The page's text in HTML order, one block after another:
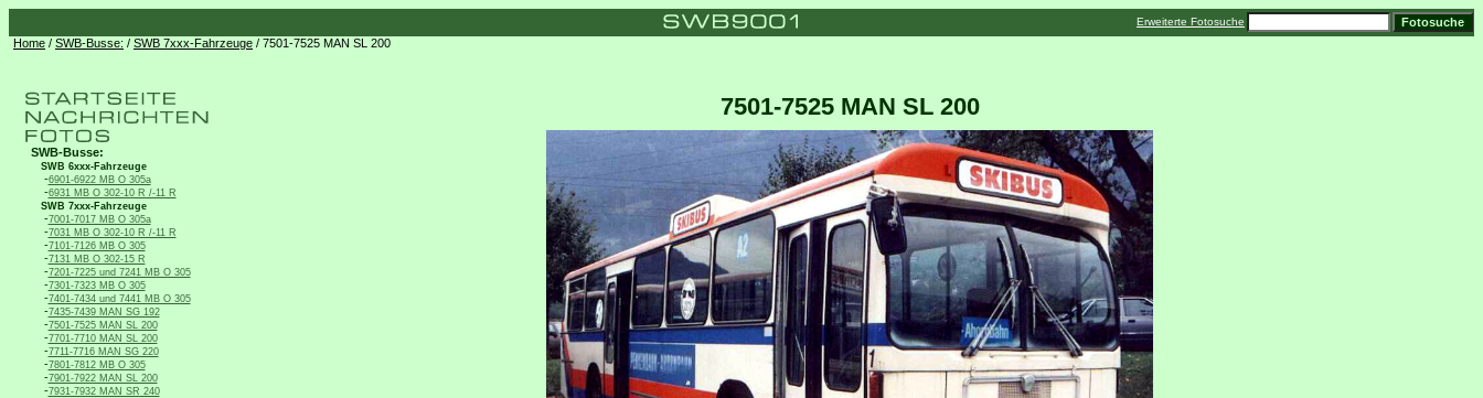
Erweiterte Fotosuche
Home / SWB-Busse: / SWB 7xxx-Fahrzeuge / 7501-7525 MAN SL 200
SWB-Busse:
SWB 6xxx-Fahrzeuge
-6901-6922 MB O 305a
-6931 MB O 302-10 R /-11 R
SWB 7xxx-Fahrzeuge
-7001-7017 MB O 305a
-7031 MB O 302-10 R /-11 R
-7101-7126 MB O 305
-7131 MB O 302-15 R
-7201-7225 und 7241 MB O 305
-7301-7323 MB O 305
-7401-7434 und 7441 MB O 305
-7435-7439 MAN SG 192
-7501-7525 MAN SL 200
-7701-7710 MAN SL 200
-7711-7716 MAN SG 220
-7801-7812 MB O 305
-7901-7922 MAN SL 200
-7931-7932 MAN SR 240
7501-7525 MAN SL 200